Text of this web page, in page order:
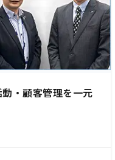
動・顧客管理を一元